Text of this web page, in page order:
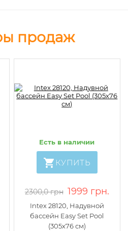
продаж
Есть в наличии
КУПИТЬ
2300,0 грн 1999 грн.
Intex 28120, Надувной
бассейн Easy Set Pool
(305х76 см)